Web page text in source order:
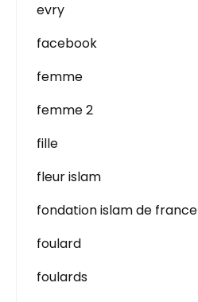
evry
facebook
femme
femme 2
fille
fleur islam
fondation islam de france
foulard
foulards